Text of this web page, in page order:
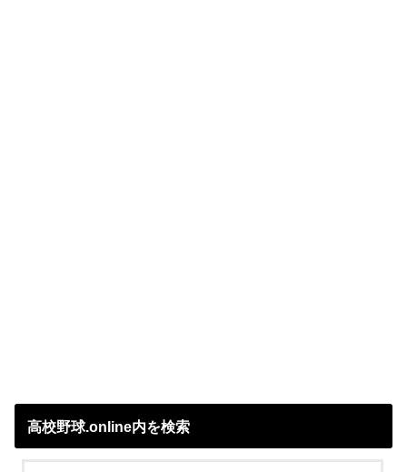
高校野球.online内を検索